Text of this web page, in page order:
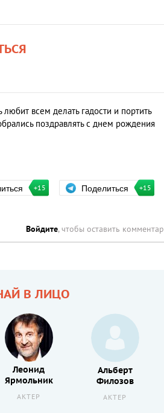
всем делать гадости и портить
поздравлять с днем рождения
+15 Поделиться +15
Войдите, чтобы оставить
В ЛИЦО
Леонид
Ярмольник
АКТЕР
Альберт
Филозов
АКТЕР